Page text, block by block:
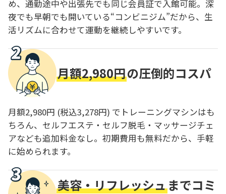
め、通勤途中や出張先でも同じ会員証で入館可能。深
夜でも早朝でも開いている“コンビニジム”だから、生
活リズムに合わせて運動を継続しやすいです。
月額2,980円の圧倒的コスパ
月額2,980円 (税込3,278円) でトレーニングマシンはも
ちろん、セルフエステ・セルフ脱毛・マッサージチェ
アなども追加料金なし。初期費用も無料だから、手軽
に始められます。
美容・リフレッシュまでコミ